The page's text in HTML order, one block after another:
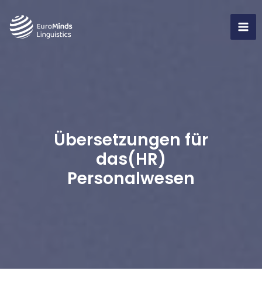
Inhalt
springen
Übersetzungen für
das(HR)
Personalwesen